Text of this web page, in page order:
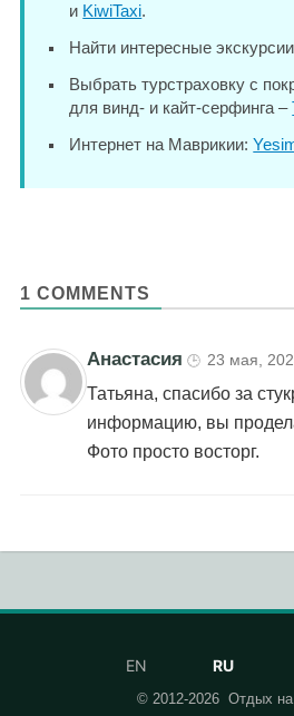
и KiwiTaxi.
Найти интересные
Выбрать турстраховку с
для винд- и кайт-серфинга –
Интернет на Маврикии:
1 COMMENTS
Анастасия 🕒 23 мая,
Татьяна, спасибо за
информацию, вы
Фото просто восторг.
EN RU
© 2012-2026 Отдых